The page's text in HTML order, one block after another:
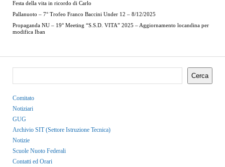
Festa della vita in ricordo di Carlo
Pallanuoto – 7° Trofeo Franco Baccini Under 12 – 8/12/2025
Propaganda NU – 19° Meeting “S.S.D. VITA” 2025 – Aggiornamento locandina per
modifica Iban
Cerca
Comitato
Notiziari
GUG
Archivio SIT (Settore Istruzione Tecnica)
Notizie
Scuole Nuoto Federali
Contatti ed Orari